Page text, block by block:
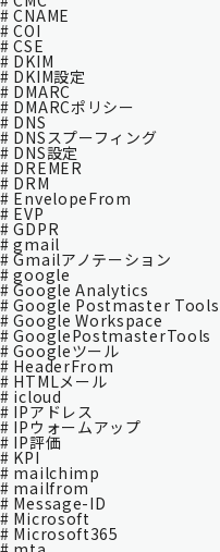
# CNAME
# COI
# CSE
# DKIM
# DKIM設定
# DMARC
# DMARCポリシー
# DNS
# DNSスプーフィング
# DNS設定
# DREMER
# DRM
# EnvelopeFrom
# EVP
# GDPR
# gmail
# Gmailアノテーション
# google
# Google Analytics
# Google Postmaster Tools
# Google Workspace
# GooglePostmasterTools
# Googleツール
# HeaderFrom
# HTMLメール
# icloud
# IPアドレス
# IPウォームアップ
# IP評価
# KPI
# mailchimp
# mailfrom
# Message-ID
# Microsoft
# Microsoft365